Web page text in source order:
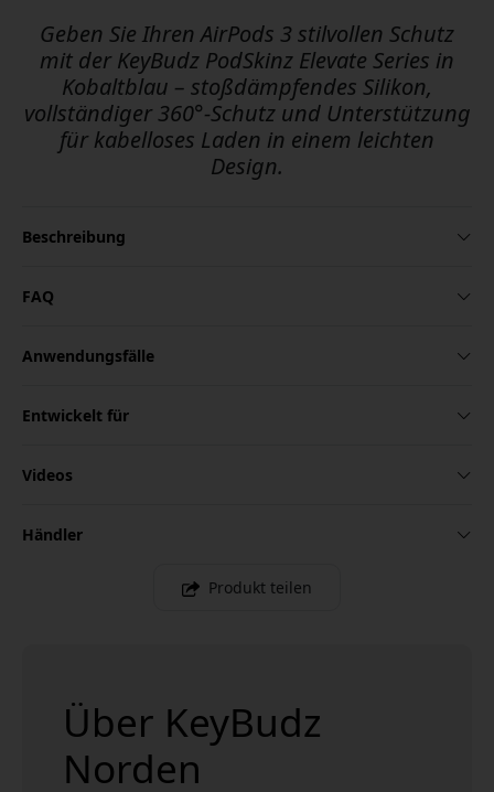
Geben Sie Ihren AirPods 3 stilvollen Schutz
mit der KeyBudz PodSkinz Elevate Series in
Kobaltblau – stoßdämpfendes Silikon,
vollständiger 360°-Schutz und Unterstützung
für kabelloses Laden in einem leichten
Design.
Beschreibung
FAQ
Anwendungsfälle
Entwickelt für
Videos
Händler
Produkt teilen
Über KeyBudz
Norden